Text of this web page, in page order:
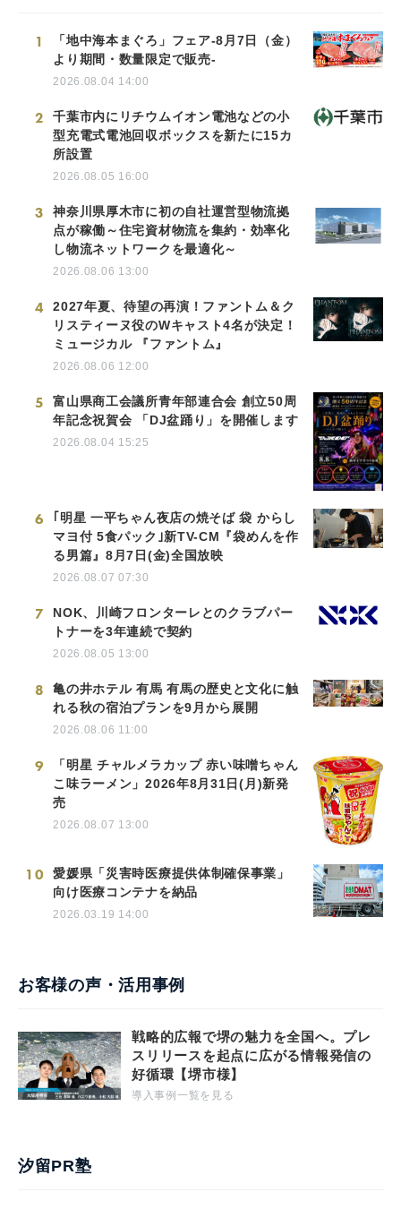
1
「地中海本まぐろ」フェア-8月7日（金）
より期間・数量限定で販売-
2026.08.04 14:00
2
千葉市内にリチウムイオン電池などの小
型充電式電池回収ボックスを新たに15カ
所設置
2026.08.05 16:00
3
神奈川県厚木市に初の自社運営型物流拠
点が稼働～住宅資材物流を集約・効率化
し物流ネットワークを最適化～
2026.08.06 13:00
4
2027年夏、待望の再演！ファントム＆ク
リスティーヌ役のWキャスト4名が決定！
ミュージカル 『ファントム』
2026.08.06 12:00
5
富山県商工会議所青年部連合会 創立50周
年記念祝賀会 「DJ盆踊り」を開催します
2026.08.04 15:25
6
｢明星 一平ちゃん夜店の焼そば 袋 からし
マヨ付 5食パック｣新TV-CM『袋めんを作
る男篇』8月7日(金)全国放映
2026.08.07 07:30
7
NOK、川崎フロンターレとのクラブパー
トナーを3年連続で契約
2026.08.05 13:00
8
亀の井ホテル 有馬 有馬の歴史と文化に触
れる秋の宿泊プランを9月から展開
2026.08.06 11:00
9
「明星 チャルメラカップ 赤い味噌ちゃん
こ味ラーメン」2026年8月31日(月)新発
売
2026.08.07 13:00
10
愛媛県「災害時医療提供体制確保事業」
向け医療コンテナを納品
2026.03.19 14:00
お客様の声・活用事例
戦略的広報で堺の魅力を全国へ。プレ
スリリースを起点に広がる情報発信の
好循環【堺市様】
導入事例一覧を見る
汐留PR塾